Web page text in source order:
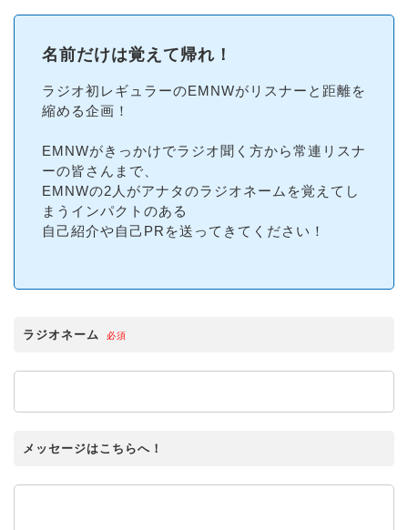
名前だけは覚えて帰れ！
ラジオ初レギュラーのEMNWがリスナーと距離を
縮める企画！
EMNWがきっかけでラジオ聞く方から常連リスナ
ーの皆さんまで、
EMNWの2人がアナタのラジオネームを覚えてし
まうインパクトのある
自己紹介や自己PRを送ってきてください！
ラジオネーム 必須
メッセージはこちらへ！